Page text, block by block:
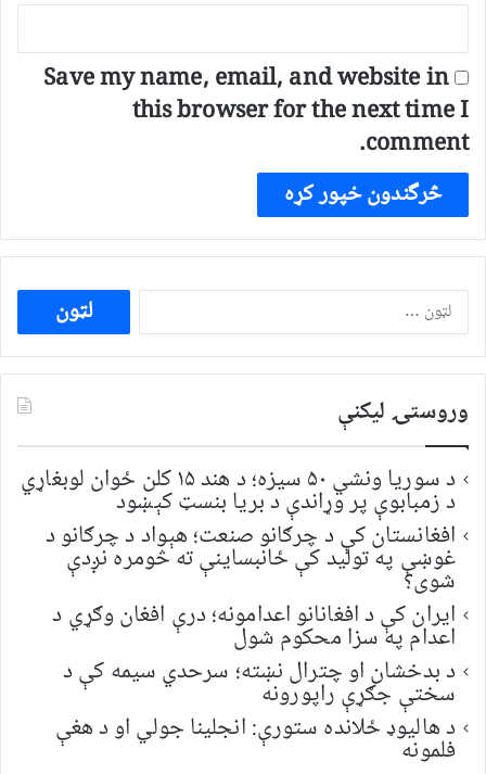
Save my name, email, and website in
this browser for the next time I
comment.
ددی
لپاره
لټون:
وروستۍ ليکنې
د سوریا ونشي ۵۰ سیزه؛ د هند ۱۵ کلن ځوان لوبغاړي
د زمبابوې پر وړاندې د بریا بنسټ کېښود
افغانستان کې د چرګانو صنعت؛ هېواد د چرګانو د
غوښې په تولید کې ځانبساینې ته څومره نږدې
شوی؟
ایران کې د افغانانو اعدامونه؛ درې افغان وګړي د
اعدام په سزا محکوم شول
د بدخشان او چترال نښته؛ سرحدي سیمه کې د
سختې جګړې راپورونه
د هالیوډ ځلانده ستورې: انجلینا جولي او د هغې
فلمونه